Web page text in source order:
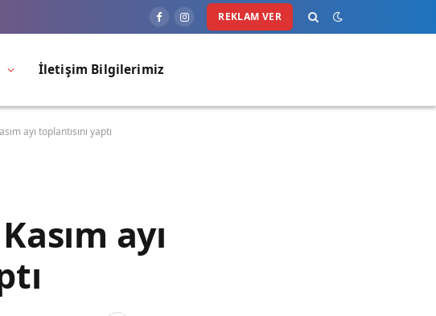
FacebookInstagramREKLAM VER
İletişim Bilgilerimiz
ayı toplantısını yaptı
ayı